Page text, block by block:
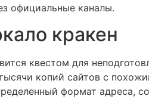
официальные каналы.
кракен
квестом для
копий сайтов с
формат адреса,